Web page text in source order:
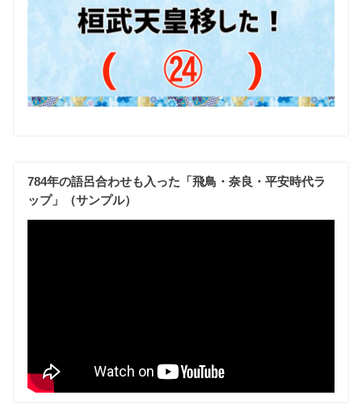
784年の語呂合わせも入った「飛鳥・奈良・平安時代ラ
ップ」（サンプル）